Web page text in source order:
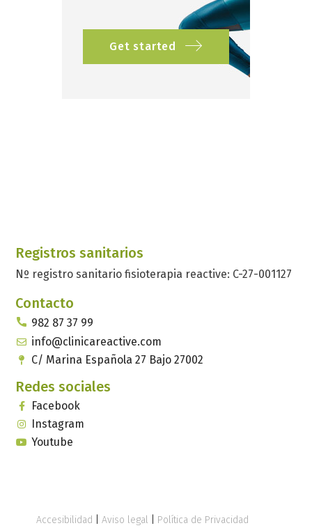
Get started
Registros sanitarios
Nº registro sanitario fisioterapia reactive: C-27-001127
Contacto
982 87 37 99
info@clinicareactive.com
C/ Marina Española 27 Bajo 27002
Redes sociales
Facebook
Instagram
Youtube
Accesibilidad Aviso legal Política de Privacidad